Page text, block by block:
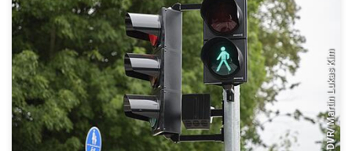
DVR/ Martin Lukas Kim